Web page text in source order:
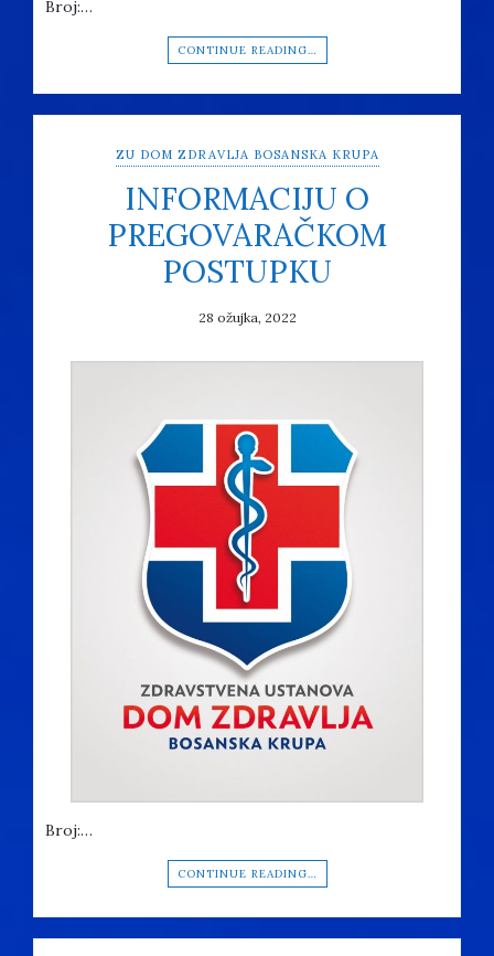
Broj:…
CONTINUE READING…
ZU DOM ZDRAVLJA BOSANSKA KRUPA
INFORMACIJU O
PREGOVARAČKOM
POSTUPKU
28 ožujka, 2022
Broj:…
CONTINUE READING…